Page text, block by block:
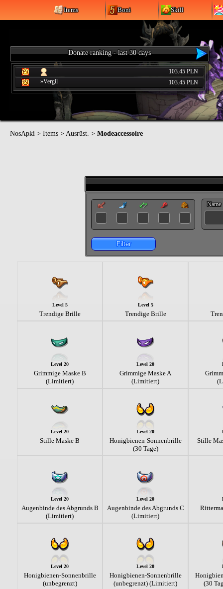
Items Boni Skill
Donate ranking - last 30 days
103.45 PLN
»Vergil
103.45 PLN
NosApki > Items > Ausrüst. > Modeaccessoire
Name
Filter
Level 5
Trendige Brille
Level 5
Trendige Brille
Level 20
Grimmige Maske B
(Limitiert)
Level 20
Grimmige Maske A
(Limitiert)
Level 20
Stille Maske B
Level 20
Honigbienen-Sonnenbrille
(30 Tage)
Stille
Level 20
Augenbinde des Abgrunds B
(Limitiert)
Level 20
Augenbinde des Abgrunds C
(Limitiert)
Level 20
Honigbienen-Sonnenbrille
(unbegrenzt)
Level 20
Honigbienen-Sonnenbrille
(unbegrenzt) (Limitiert)
(30